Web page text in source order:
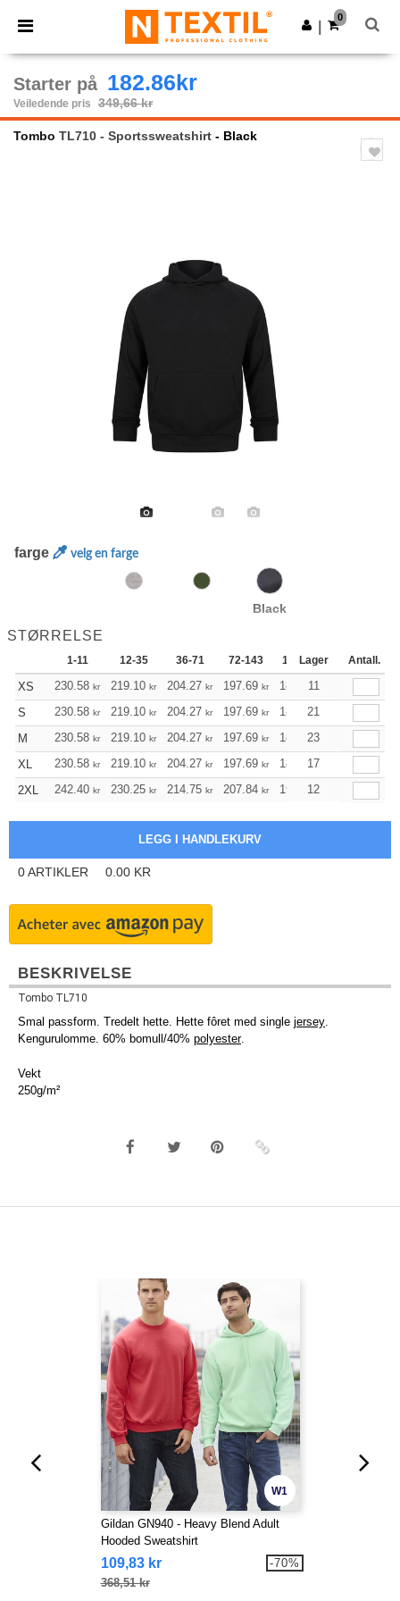
× Ntextil-app
Bedre priser i appen!
Last ned app
0
Starter på 182.86kr
Veiledende pris 349,66 kr
Tombo TL710 - Sportssweatshirt - Black
farge velg en farge
Black
STØRRELSE
1-11 12-35 36-71 72-143 144-287 288 +
Lager Antall.
XS 230.58 kr 219.10 kr 204.27 kr 197.69 kr 187.7711
S
230.58 kr 219.10 kr 204.27 kr 197.69 kr 187.7721
M
230.58 kr 219.10 kr 204.27 kr 197.69 kr 187.77 kr
23
XL
230.58 kr 219.10 kr 204.27 kr 197.69 kr 187.77 kr
17
2XL
242.40 kr 230.25 kr 214.75 kr 207.84 kr 197.36 kr
12
0ARTIKLER 0.00 KR
BESKRIVELSE
Tombo TL710
Smal passform. Tredelt hette. Hette fôret med single jersey.
Kengurulomme. 60% bomull/40% polyester.
Vekt
250g/m²
W1
Gildan GN940 - Heavy Blend Adult
Hooded Sweatshirt
109,83 kr
368,51 kr
-70%